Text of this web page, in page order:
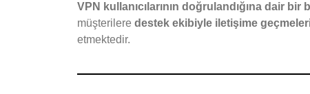
VPN kullanıcılarının doğrulandığına dair
müşterilere destek ekibiyle iletişime
etmektedir.